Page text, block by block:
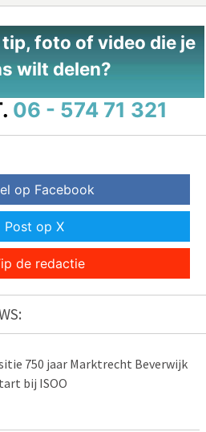
tip, foto of video die je
wilt delen?
06 - 574 71 321
op Facebook
Post op X
de redactie
750 jaar Marktrecht Beverwijk
bij ISOO